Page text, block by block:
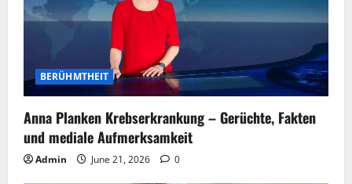
BERÜHMTHEIT
Anna Planken Krebserkrankung – Gerüchte, Fakten
und mediale Aufmerksamkeit
Admin June 21, 2026 0